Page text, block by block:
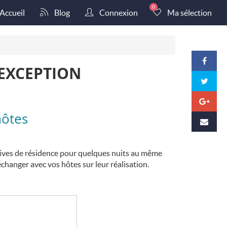
Accueil Blog Connexion
0
Ma sélection
de résidence pour quelques nuits au même
avec vos hôtes sur leur réalisation.